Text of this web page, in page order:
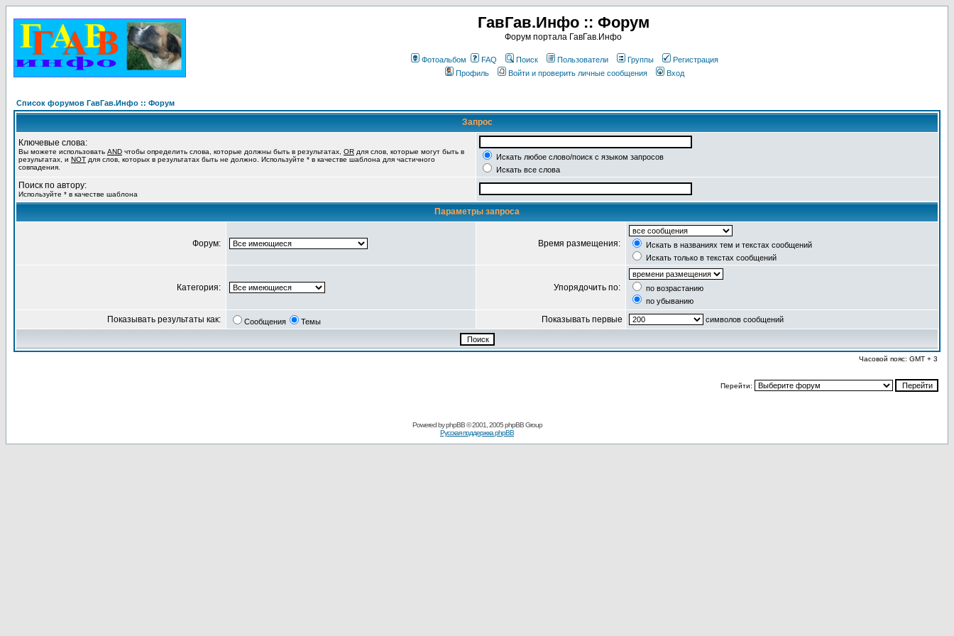
ГавГав.Инфо :: Форум
Форум портала ГавГав.Инфо
Фотоальбом FAQ Поиск Пользователи Группы
Регистрация
Профиль
Войти и проверить личные сообщения Вход
Список форумов ГавГав.Инфо :: Форум
Запрос
Ключевые слова:
Вы можете использовать AND чтобы определить слова, которые должны быть в результатах, OR для слов, которые могут быть в
результатах, и NOT для слов, которых в результатах быть не должно. Используйте * в качестве шаблона для частичного
совпадения.
Искать любое слово/поиск с языком запросов
Искать все слова
Поиск по автору:
Используйте * в качестве шаблона
Параметры запроса
Форум: Время размещения:
Искать в названиях тем и текстах сообщений
Искать только в текстах сообщений
Категория: Упорядочить по:
по возрастанию
по убыванию
Показывать результаты как: Сообщения Темы Показывать первые символов сообщений
Часовой пояс: GMT + 3
Перейти:
Powered byphpBB© 2001, 2005 phpBB Group
Русская поддержка phpBB